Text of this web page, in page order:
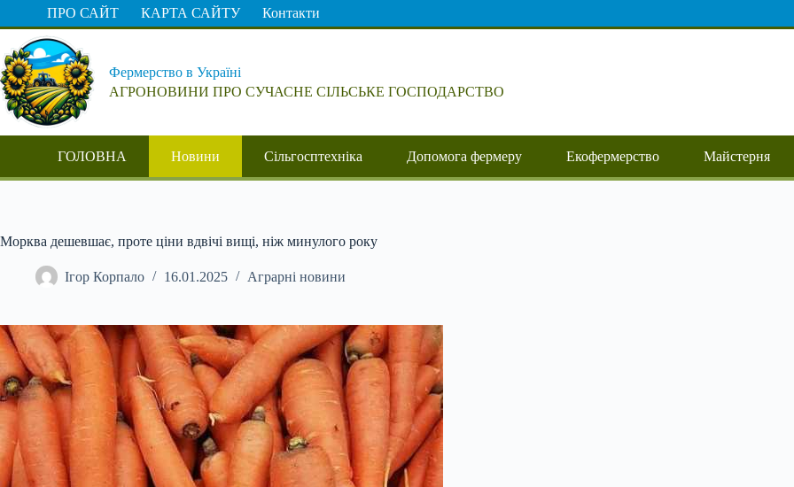
Перейти
вмісту
ПРО САЙТ КАРТА САЙТУ Контакти
Фермерство в Україні
АГРОНОВИНИ ПРО СУЧАСНЕ СІЛЬСЬКЕ ГОСПОДАРСТВО
ГОЛОВНА Новини Сільгосптехніка Допомога фермеру Екофермерство Майстерня
Морква дешевшає, проте ціни вдвічі вищі, ніж минулого року
Ігор Корпало 16.01.2025 Аграрні новини